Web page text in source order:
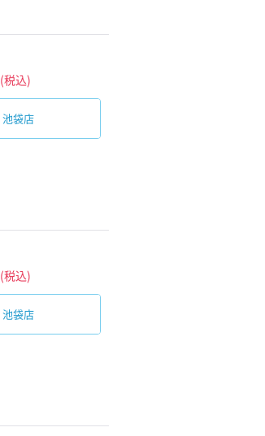
(税込)
池袋店
(税込)
池袋店